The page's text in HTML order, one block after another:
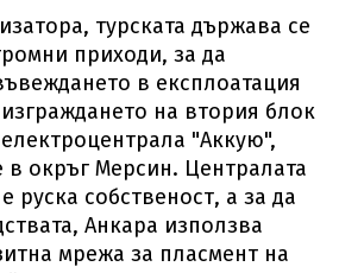
турската държава се
приходи, за да
в експлоатация
на втория блок
"Аккую",
окръг Мерсин. Централата
руска собственост, а за да
Анкара използва
мрежа за пласмент на